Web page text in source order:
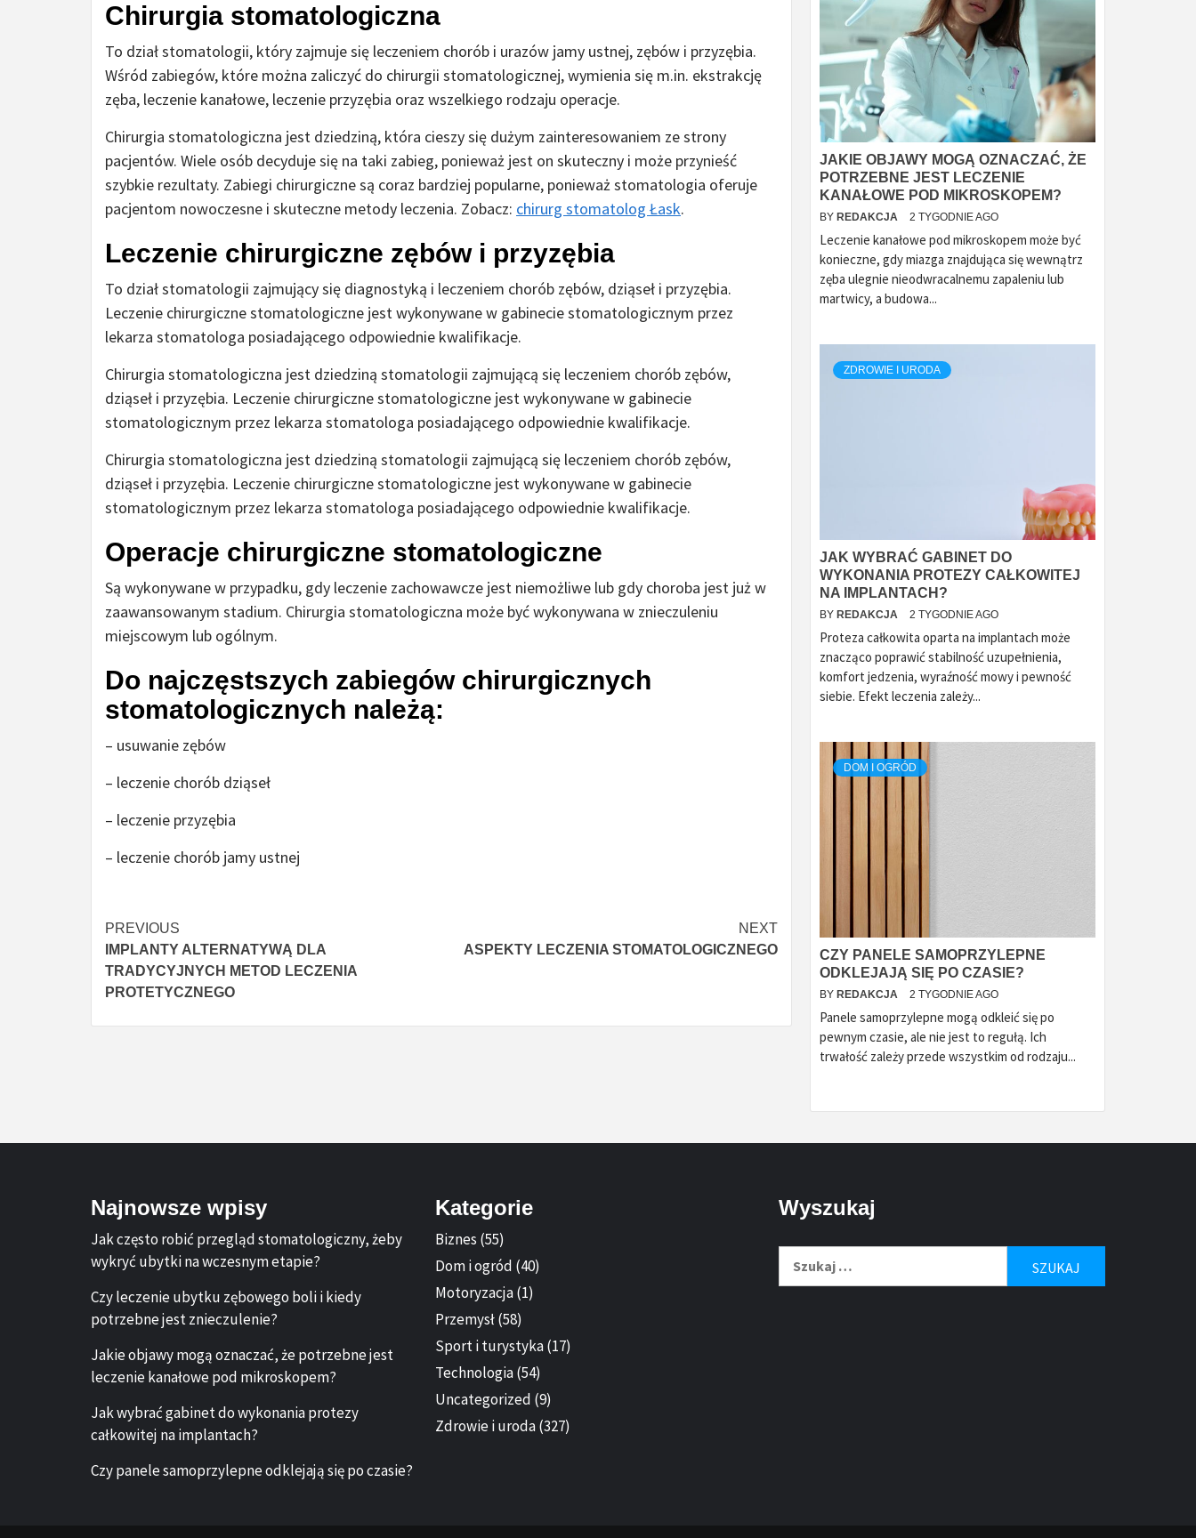
Chirurgia stomatologiczna
To dział stomatologii, który zajmuje się leczeniem chorób i urazów jamy ustnej, zębów i przyzębia.
Wśród zabiegów, które można zaliczyć do chirurgii stomatologicznej, wymienia się m.in. ekstrakcję
zęba, leczenie kanałowe, leczenie przyzębia oraz wszelkiego rodzaju operacje.
Chirurgia stomatologiczna jest dziedziną, która cieszy się dużym zainteresowaniem ze strony
pacjentów. Wiele osób decyduje się na taki zabieg, ponieważ jest on skuteczny i może przynieść
szybkie rezultaty. Zabiegi chirurgiczne są coraz bardziej popularne, ponieważ stomatologia oferuje
pacjentom nowoczesne i skuteczne metody leczenia. Zobacz: chirurg stomatolog Łask.
Leczenie chirurgiczne zębów i przyzębia
To dział stomatologii zajmujący się diagnostyką i leczeniem chorób zębów, dziąseł i przyzębia.
Leczenie chirurgiczne stomatologiczne jest wykonywane w gabinecie stomatologicznym przez
lekarza stomatologa posiadającego odpowiednie kwalifikacje.
Chirurgia stomatologiczna jest dziedziną stomatologii zajmującą się leczeniem chorób zębów,
dziąseł i przyzębia. Leczenie chirurgiczne stomatologiczne jest wykonywane w gabinecie
stomatologicznym przez lekarza stomatologa posiadającego odpowiednie kwalifikacje.
Chirurgia stomatologiczna jest dziedziną stomatologii zajmującą się leczeniem chorób zębów,
dziąseł i przyzębia. Leczenie chirurgiczne stomatologiczne jest wykonywane w gabinecie
stomatologicznym przez lekarza stomatologa posiadającego odpowiednie kwalifikacje.
Operacje chirurgiczne stomatologiczne
Są wykonywane w przypadku, gdy leczenie zachowawcze jest niemożliwe lub gdy choroba jest już w
zaawansowanym stadium. Chirurgia stomatologiczna może być wykonywana w znieczuleniu
miejscowym lub ogólnym.
Do najczęstszych zabiegów chirurgicznych
stomatologicznych należą:
– usuwanie zębów
– leczenie chorób dziąseł
– leczenie przyzębia
– leczenie chorób jamy ustnej
Continue
Reading
PREVIOUS
IMPLANTY ALTERNATYWĄ DLA
TRADYCYJNYCH METOD LECZENIA
PROTETYCZNEGO
NEXT
ASPEKTY LECZENIA STOMATOLOGICZNEGO
JAKIE OBJAWY MOGĄ OZNACZAĆ, ŻE
POTRZEBNE JEST LECZENIE
KANAŁOWE POD MIKROSKOPEM?
BY REDAKCJA 2 TYGODNIE AGO
Leczenie kanałowe pod mikroskopem może być
konieczne, gdy miazga znajdująca się wewnątrz
zęba ulegnie nieodwracalnemu zapaleniu lub
martwicy, a budowa...
ZDROWIE I URODA
JAK WYBRAĆ GABINET DO
WYKONANIA PROTEZY CAŁKOWITEJ
NA IMPLANTACH?
BY REDAKCJA 2 TYGODNIE AGO
Proteza całkowita oparta na implantach może
znacząco poprawić stabilność uzupełnienia,
komfort jedzenia, wyraźność mowy i pewność
siebie. Efekt leczenia zależy...
DOM I OGRÓD
CZY PANELE SAMOPRZYLEPNE
ODKLEJAJĄ SIĘ PO CZASIE?
BY REDAKCJA 2 TYGODNIE AGO
Panele samoprzylepne mogą odkleić się po
pewnym czasie, ale nie jest to regułą. Ich
trwałość zależy przede wszystkim od rodzaju...
Najnowsze wpisy
Jak często robić przegląd stomatologiczny, żeby
wykryć ubytki na wczesnym etapie?
Czy leczenie ubytku zębowego boli i kiedy
potrzebne jest znieczulenie?
Jakie objawy mogą oznaczać, że potrzebne jest
leczenie kanałowe pod mikroskopem?
Jak wybrać gabinet do wykonania protezy
całkowitej na implantach?
Czy panele samoprzylepne odklejają się po czasie?
Kategorie
Biznes (55)
Dom i ogród (40)
Motoryzacja(1)
Przemysł(58)
Sport i turystyka(17)
Technologia(54)
Uncategorized (9)
Zdrowie i uroda(327)
Wyszukaj